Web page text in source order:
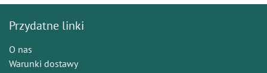
Przydatne linki
O nas
Warunki dostawy